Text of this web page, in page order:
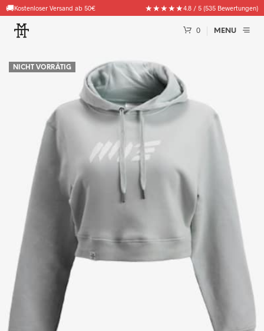
🚚Kostenloser Versand ab 50€ ★★★★★4.8 / 5 (535 Bewertungen)
0 MENU
NICHT VORRÄTIG